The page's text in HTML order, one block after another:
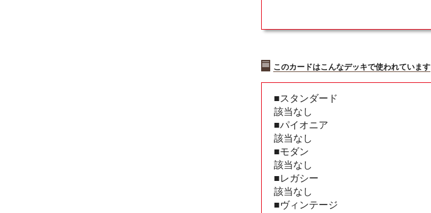
このカードはこんなデッキで使われています
■スタンダード
該当なし
■パイオニア
該当なし
■モダン
該当なし
■レガシー
該当なし
■ヴィンテージ